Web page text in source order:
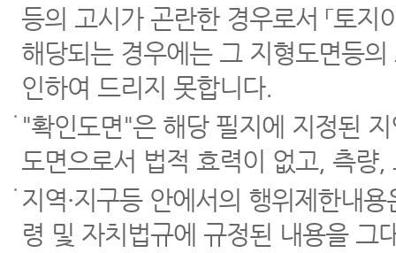
등의 고시가 곤란한 경우로서 「토
해당되는 경우에는 그 지형도면등
인하여 드리지 못합니다.
"확인도면"은 해당 필지에 지정된
도면으로서 법적 효력이 없고, 측량
지역·지구등 안에서의 행위제한내
령 및 자치법규에 규정된 내용을 그